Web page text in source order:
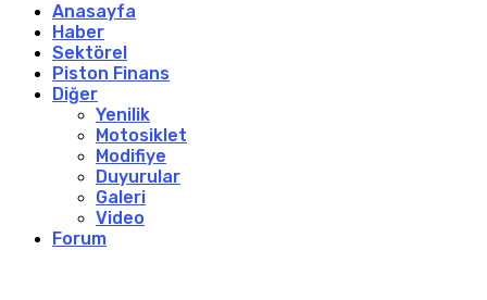
Anasayfa
Haber
Sektörel
Piston Finans
Diğer
Yenilik
Motosiklet
Modifiye
Duyurular
Galeri
Video
Forum